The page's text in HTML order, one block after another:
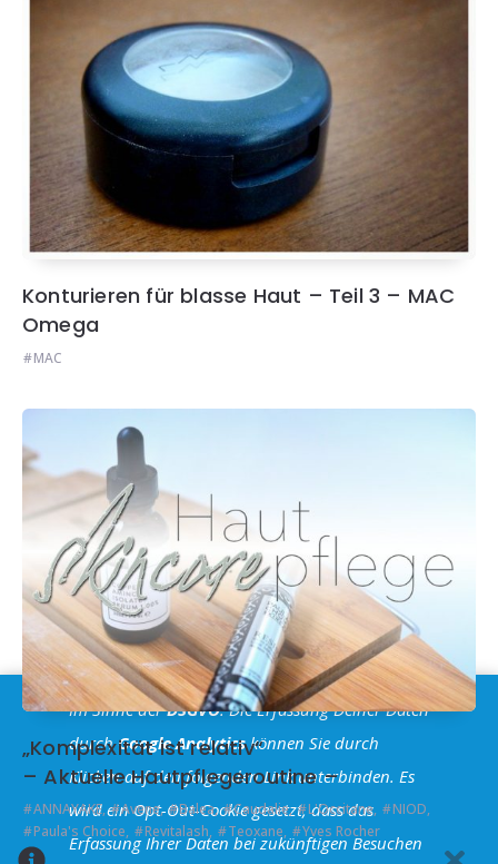
Konturieren für blasse Haut – Teil 3 – MAC
Omega
MAC
„Komplexität ist relativ“
– Aktuelle Hautpflegeroutine –
ANNAYAKE, Avene, Balea, Caudalie, L'Occitane, NIOD,
Paula's Choice, Revitalash, Teoxane, Yves Rocher
Im Sinne derDSGVO: Die Erfassung Deiner Daten
durchGoogle Analyticskönnen Sie durch
Klicken auf den folgenden Link unterbinden. Es
wird ein Opt-Out-Cookie gesetzt, dass das
Erfassung Ihrer Daten bei zukünftigen Besuchen